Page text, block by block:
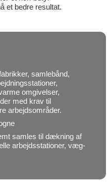
et bedre resultat.
samlebånd,
omgivelser,
med krav til
arbejdsområder.
samles til dækning af
arbejdsstationer, væg-